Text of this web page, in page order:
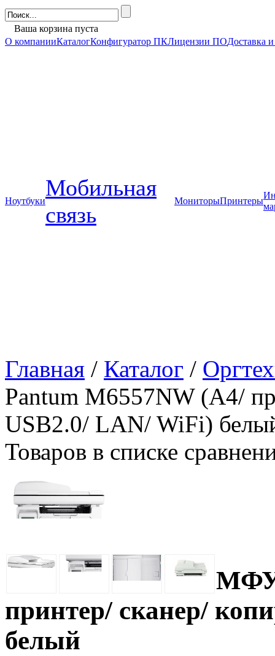
Ваша корзина пуста
О компанииКаталогКонфигуратор ПКЛицензии ПОДоставка
Ноутбуки
Мобильная
связь
МониторыПринтеры
Главная / Каталог /
Pantum M6557NW (A4/
USB2.0/ LAN/ WiFi)
Товаров в списке
МФУ
принтер/ сканер/
белый